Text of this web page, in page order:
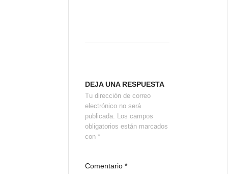
DEJA UNA RESPUESTA
Tu dirección de correo
electrónico no será
publicada. Los campos
obligatorios están marcados
con*
Comentario*